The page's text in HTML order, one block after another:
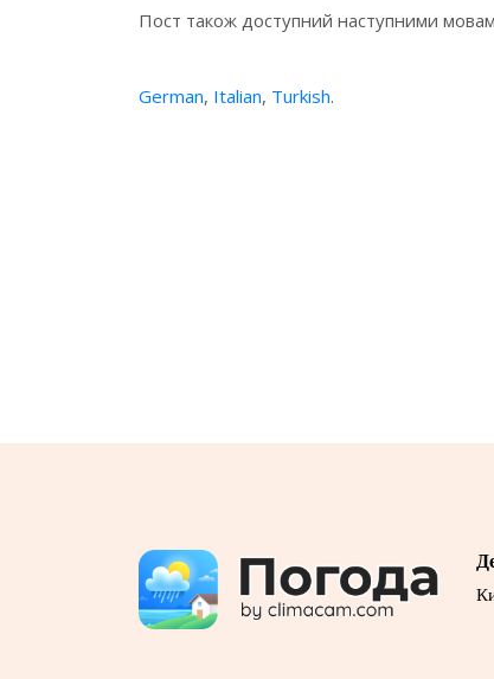
Пост також доступний наступними
German, Italian, Turkish.